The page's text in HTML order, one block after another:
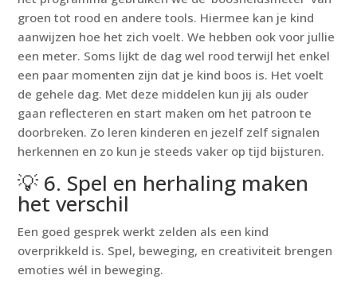
groen tot rood en andere tools. Hiermee kan je kind
aanwijzen hoe het zich voelt. We hebben ook voor jullie
een meter. Soms lijkt de dag wel rood terwijl het enkel
een paar momenten zijn dat je kind boos is. Het voelt
de gehele dag. Met deze middelen kun jij als ouder
gaan reflecteren en start maken om het patroon te
doorbreken. Zo leren kinderen en jezelf zelf signalen
herkennen en zo kun je steeds vaker op tijd bijsturen.
💡 6. Spel en herhaling maken
het verschil
Een goed gesprek werkt zelden als een kind
overprikkeld is. Spel, beweging, en creativiteit brengen
emoties wél in beweging.